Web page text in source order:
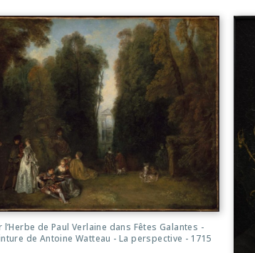
l’Herbe de Paul Verlaine dans Fêtes Galantes -
de Antoine Watteau - La perspective - 1715